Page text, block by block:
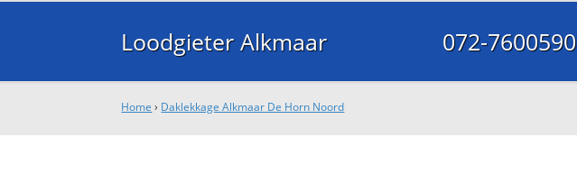
Loodgieter Alkmaar 072-7600590
Home › Daklekkage Alkmaar De Horn Noord